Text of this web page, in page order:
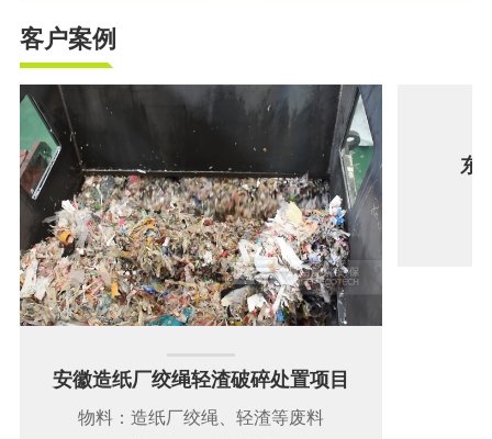
客户案例
安徽造纸厂绞绳轻渣破碎处置项目
物料：造纸厂绞绳、轻渣等废料
东